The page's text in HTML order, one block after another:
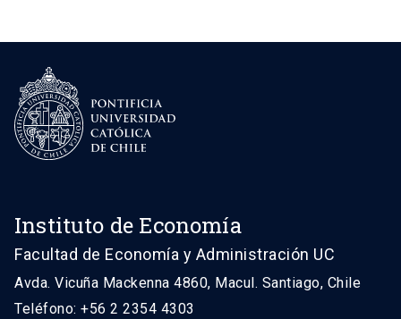
Instituto de Economía
Facultad de Economía y Administración UC
Avda. Vicuña Mackenna 4860, Macul. Santiago, Chile
Teléfono: +56 2 2354 4303